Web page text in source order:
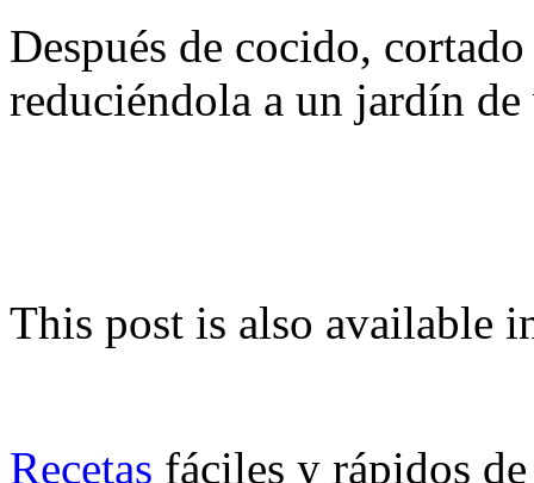
Después de cocido,
reduciéndola a un jardín de
This post is also available
Recetas fáciles y rápidos